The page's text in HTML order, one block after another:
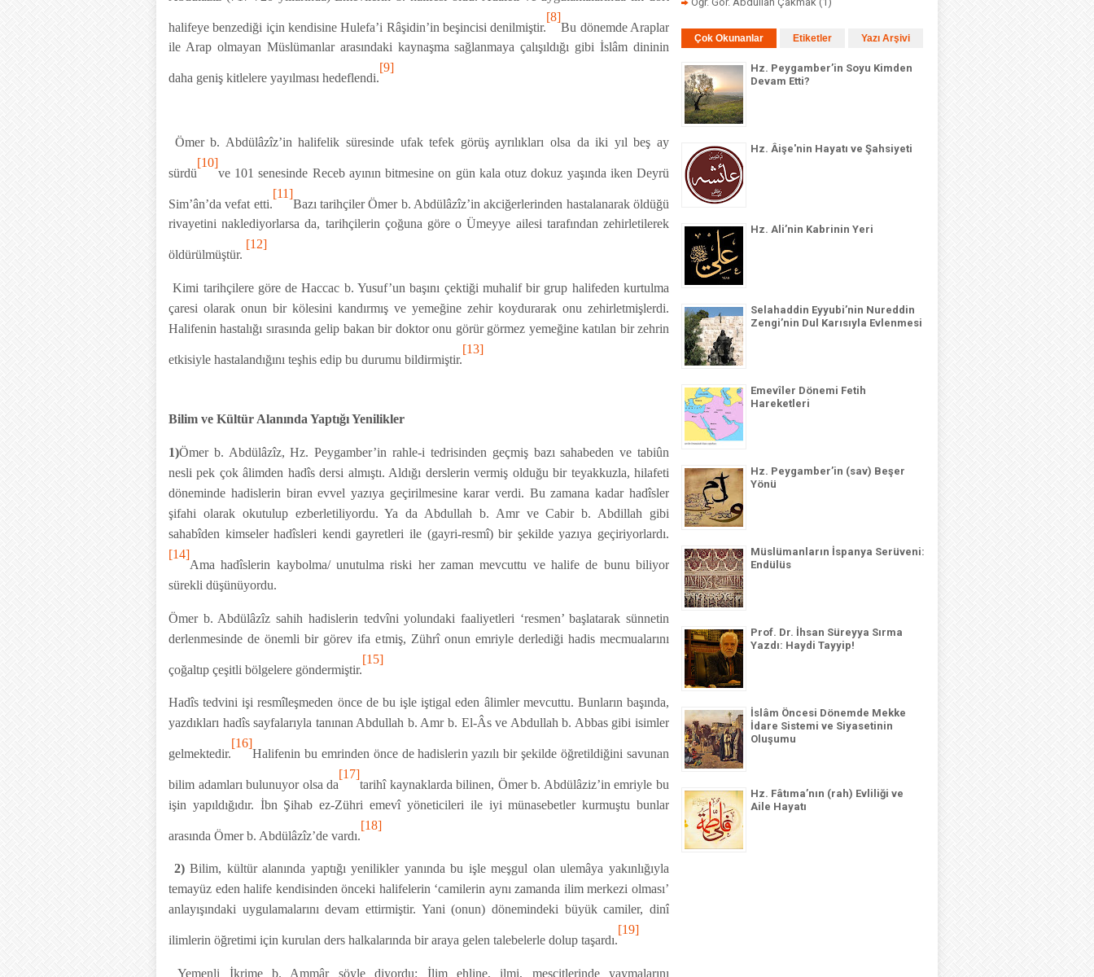
halifeye benzediği için kendisine Hulefa’i Râşidin’in beşincisi denilmiştir.
[8]
Bu dönemde Araplar
ile Arap olmayan Müslümanlar arasındaki kaynaşma sağlanmaya çalışıldığı gibi İslâm dininin
daha geniş kitlelere yayılması hedeflendi.
[9]
Ömer b. Abdülâzîz’in halifelik süresinde ufak tefek görüş ayrılıkları olsa da iki yıl beş ay
sürdü
[10]
ve 101 senesinde Receb ayının bitmesine on gün kala otuz dokuz yaşında iken Deyrü
Sim’ân’da vefat etti.
[11]
Bazı tarihçiler Ömer b. Abdülâzîz’in akciğerlerinden hastalanarak öldüğü
rivayetini naklediyorlarsa da, tarihçilerin çoğuna göre o Ümeyye ailesi tarafından zehirletilerek
öldürülmüştür.
[12]
Kimi tarihçilere göre de Haccac b. Yusuf’un başını çektiği muhalif bir grup halifeden kurtulma
çaresi olarak onun bir kölesini kandırmış ve yemeğine zehir koydurarak onu zehirletmişlerdi.
Halifenin hastalığı sırasında gelip bakan bir doktor onu görür görmez yemeğine katılan bir zehrin
etkisiyle hastalandığını teşhis edip bu durumu bildirmiştir.
[13]
Bilim ve Kültür Alanında Yaptığı Yenilikler
1)Ömer b. Abdülâzîz, Hz. Peygamber’in rahle-i tedrisinden geçmiş bazı sahabeden ve tabiûn
nesli pek çok âlimden hadîs dersi almıştı. Aldığı derslerin vermiş olduğu bir teyakkuzla, hilafeti
döneminde hadislerin biran evvel yazıya geçirilmesine karar verdi. Bu zamana kadar hadîsler
şifahi olarak okutulup ezberletiliyordu. Ya da Abdullah b. Amr ve Cabir b. Abdillah gibi
sahabîden kimseler hadîsleri kendi gayretleri ile (gayri-resmî) bir şekilde yazıya geçiriyorlardı.
[14]
Ama hadîslerin kaybolma/ unutulma riski her zaman mevcuttu ve halife de bunu biliyor
sürekli düşünüyordu.
Ömer b. Abdülâzîz sahih hadislerin tedvîni yolundaki faaliyetleri ‘resmen’ başlatarak sünnetin
derlenmesinde de önemli bir görev ifa etmiş, Zührî onun emriyle derlediği hadis mecmualarını
çoğaltıp çeşitli bölgelere göndermiştir.
[15]
Hadîs tedvini işi resmîleşmeden önce de bu işle iştigal eden âlimler mevcuttu. Bunların başında,
yazdıkları hadîs sayfalarıyla tanınan Abdullah b. Amr b. El-Âs ve Abdullah b. Abbas gibi isimler
gelmektedir.
[16]
Halifenin bu emrinden önce de hadislerin yazılı bir şekilde öğretildiğini savunan
bilim adamları bulunuyor olsa da
[17]
tarihî kaynaklarda bilinen, Ömer b. Abdülâziz’in emriyle bu
işin yapıldığıdır. İbn Şihab ez-Zühri emevî yöneticileri ile iyi münasebetler kurmuştu bunlar
arasında Ömer b. Abdülâzîz’de vardı.
[18]
2)Bilim, kültür alanında yaptığı yenilikler yanında bu işle meşgul olan ulemâya yakınlığıyla
temayüz eden halife kendisinden önceki halifelerin ‘camilerin aynı zamanda ilim merkezi olması’
anlayışındaki uygulamalarını devam ettirmiştir. Yani (onun) dönemindeki büyük camiler, dinî
ilimlerin öğretimi için kurulan ders halkalarında bir araya gelen talebelerle dolup taşardı.
[19]
Yemenli İkrime b. Ammâr şöyle diyordu: İlim ehline, ilmi, mescitlerinde yaymalarını
Çok Okunanlar Etiketler Yazı Arşivi
Hz. Peygamber’in Soyu Kimden
Devam Etti?
Hz. Âişe'nin Hayatı ve Şahsiyeti
Hz. Ali’nin Kabrinin Yeri
Selahaddin Eyyubi’nin Nureddin
Zengi’nin Dul Karısıyla Evlenmesi
Emevîler Dönemi Fetih
Hareketleri
Hz. Peygamber’in (sav) Beşer
Yönü
Müslümanların İspanya Serüveni:
Endülüs
Prof. Dr. İhsan Süreyya Sırma
Yazdı: Haydi Tayyip!
İslâm Öncesi Dönemde Mekke
İdare Sistemi ve Siyasetinin
Oluşumu
Hz. Fâtıma’nın (rah) Evliliği ve
Aile Hayatı